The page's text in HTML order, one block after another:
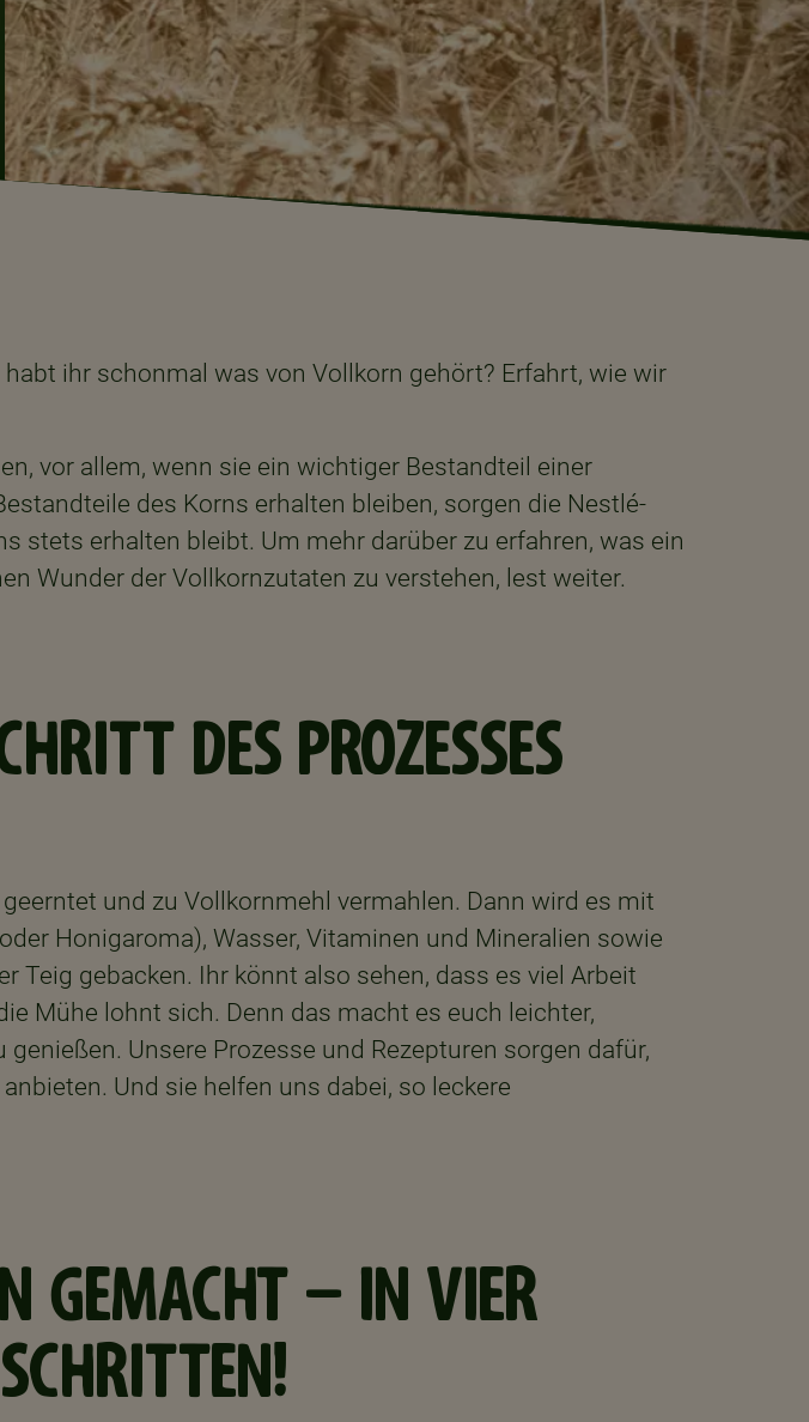
ihr schonmal was von Vollkorn gehört? Erfahrt, wie wir
vor allem, wenn sie ein wichtiger Bestandteil einer
des Korns erhalten bleiben, sorgen die Nestlé-
stets erhalten bleibt. Um mehr darüber zu erfahren, was ein
Wunder der Vollkornzutaten zu verstehen, lest weiter.
DES PROZESSES
und zu Vollkornmehl vermahlen. Dann wird es mit
Honigaroma), Wasser, Vitaminen und Mineralien sowie
gebacken. Ihr könnt also sehen, dass es viel Arbeit
Mühe lohnt sich. Denn das macht es euch leichter,
Unsere Prozesse und Rezepturen sorgen dafür,
Und sie helfen uns dabei, so leckere
GEMACHT – IN VIER